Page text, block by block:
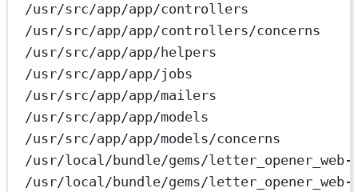
/usr/src/app/app/controllers
/usr/src/app/app/controllers/concerns
/usr/src/app/app/helpers
/usr/src/app/app/jobs
/usr/src/app/app/mailers
/usr/src/app/app/models
/usr/src/app/app/models/concerns
/usr/local/bundle/gems/
/usr/local/bundle/gems/